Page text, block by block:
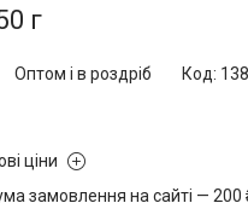
г
Оптом і в роздріб Код:
ціни
замовлення на сайті — 200